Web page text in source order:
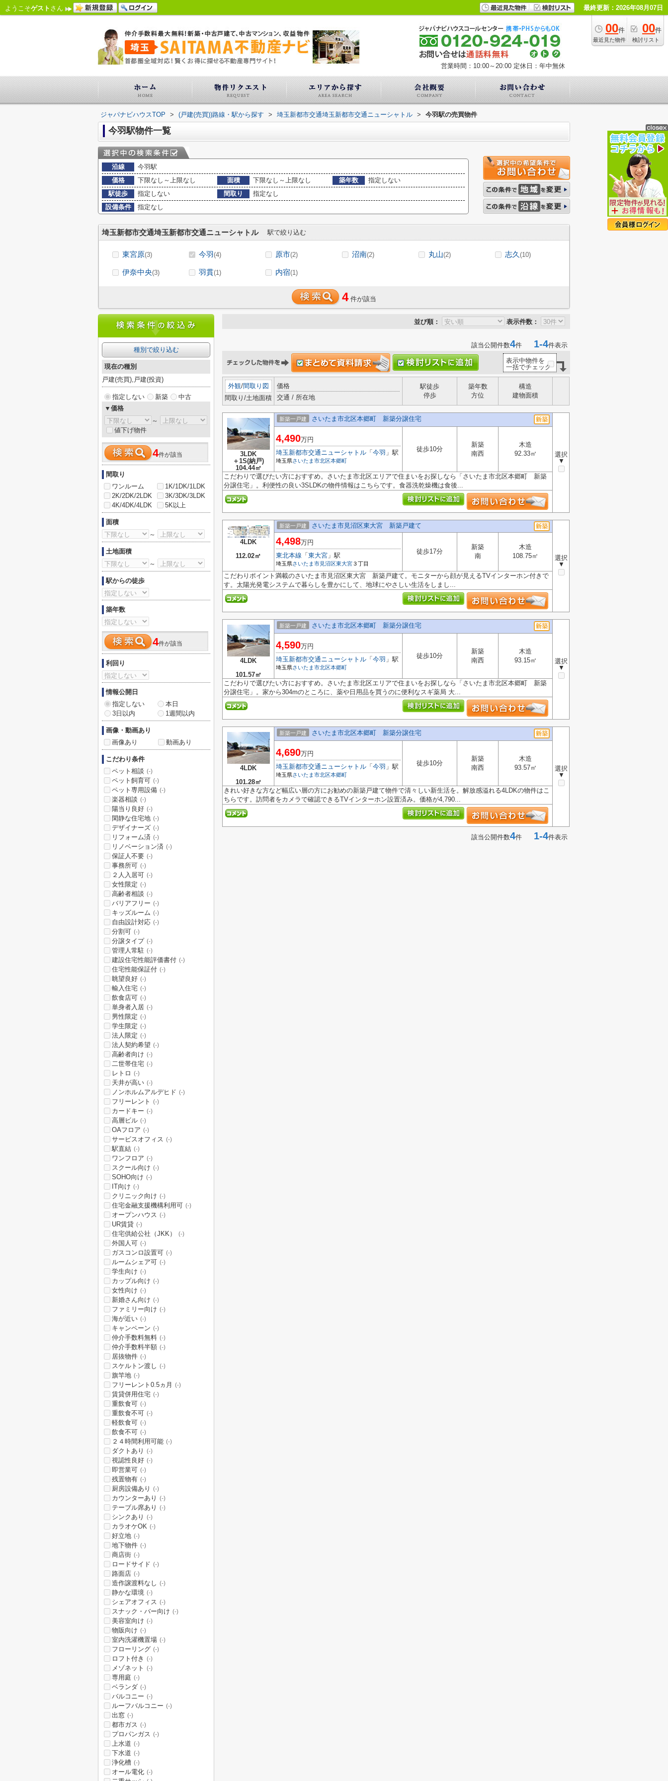
ようこそゲスト さん 最終更新：2026年08月07日
00件
最近見た物件
00件
検討リスト
営業時間：10:00～20:00 定休日：年中無休
ジャパナビハウスTOP > (戸建(売買))路線・駅から探す > 埼玉新都市交通埼玉新都市交通ニューシャトル > 今羽駅の売買物件
今羽駅物件一覧
沿線
今羽駅
価格
下限なし～上限なし 面積 下限なし～上限なし 築年数
指定しない
駅徒歩
指定しない 間取り
指定なし
設備条件
指定なし
埼玉新都市交通埼玉新都市交通ニューシャトル 駅で絞り込む
東宮原(3) 今羽(4) 原市(2) 沼南(2) 丸山(2) 志久 (10)
伊奈中央(3) 羽貫(1) 内宿(1)
4 件が該当
並び順： 表示件数：
該当公開件数4件 1-4件表示
表示中物件を
一括でチェック
外観/間取り図
間取り/土地面積
価格
交通 / 所在地
駅徒歩
停歩
築年数
方位
構造
建物面積
3LDK
＋1S(納戸)
104.44㎡
新築一戸建 さいたま市北区本郷町 新築分譲住宅
選択
▼
4,490万円
埼玉新都市交通ニューシャトル 「 今羽 」駅
埼玉県さいたま市北区本郷町
徒歩10分
新築
南西
木造
92.33㎡
こだわりで選びたい方におすすめ。さいたま市北区エリアで住まいをお探しなら「さいたま市北区本郷町 新築
分譲住宅」。利便性の良い3SLDKの物件情報はこちらです。食器洗乾燥機は食後...
4LDK
112.02㎡
新築一戸建 さいたま市見沼区東大宮 新築戸建て
選択
▼
4,498万円
東北本線 「 東大宮 」駅
埼玉県さいたま市見沼区東大宮３丁目
徒歩17分
新築
南
木造
108.75㎡
こだわりポイント満載のさいたま市見沼区東大宮 新築戸建て。モニターから顔が見えるTVインターホン付きで
す。太陽光発電システムで暮らしを豊かにして、地球にやさしい生活をしまし...
4LDK
101.57㎡
新築一戸建 さいたま市北区本郷町 新築分譲住宅
選択
▼
4,590万円
埼玉新都市交通ニューシャトル 「 今羽 」駅
埼玉県さいたま市北区本郷町
徒歩10分
新築
南西
木造
93.15㎡
こだわりで選びたい方におすすめ。さいたま市北区エリアで住まいをお探しなら「さいたま市北区本郷町 新築
分譲住宅」。家から304mのところに、薬や日用品を買うのに便利なスギ薬局 大...
4LDK
101.28㎡
新築一戸建 さいたま市北区本郷町 新築分譲住宅
選択
▼
4,690万円
埼玉新都市交通ニューシャトル 「 今羽 」駅
埼玉県さいたま市北区本郷町
徒歩10分
新築
南西
木造
93.57㎡
きれい好きな方など幅広い層の方にお勧めの新築戸建て物件で清々しい新生活を。解放感溢れる4LDKの物件はこ
ちらです。訪問者をカメラで確認できるTVインターホン設置済み。価格が4,790...
該当公開件数4件 1-4件表示
種別で絞り込む
現在の種別
戸建(売買),戸建(投資)
指定しない 新築
中古
▼価格
～
値下げ物件
4件が該当
間取り
ワンルーム
1K/1DK/1LDK
2K/2DK/2LDK
3K/3DK/3LDK
4K/4DK/4LDK
5K以上
面積
～
土地面積
～
駅からの徒歩
築年数
4件が該当
利回り
情報公開日
指定しない
本日
3日以内
1週間以内
画像・動画あり
画像あり
動画あり
こだわり条件
ペット相談 (-)
ペット飼育可 (-)
ペット専用設備 (-)
楽器相談 (-)
陽当り良好 (-)
閑静な住宅地 (-)
デザイナーズ (-)
リフォーム済 (-)
リノベーション済 (-)
保証人不要 (-)
事務所可 (-)
２人入居可 (-)
女性限定 (-)
高齢者相談 (-)
バリアフリー (-)
キッズルーム (-)
自由設計対応 (-)
分割可 (-)
分譲タイプ (-)
管理人常駐 (-)
建設住宅性能評価書付 (-)
住宅性能保証付 (-)
眺望良好 (-)
輸入住宅 (-)
飲食店可 (-)
単身者入居 (-)
男性限定 (-)
学生限定 (-)
法人限定 (-)
法人契約希望 (-)
高齢者向け (-)
二世帯住宅 (-)
レトロ (-)
天井が高い (-)
ノンホルムアルデヒド (-)
フリーレント (-)
カードキー (-)
高層ビル (-)
OAフロア (-)
サービスオフィス (-)
駅直結 (-)
ワンフロア (-)
スクール向け (-)
SOHO向け (-)
IT向け (-)
クリニック向け (-)
住宅金融支援機構利用可 (-)
オープンハウス (-)
UR賃貸 (-)
住宅供給公社（JKK） (-)
外国人可 (-)
ガスコンロ設置可 (-)
ルームシェア可 (-)
学生向け (-)
カップル向け (-)
女性向け (-)
新婚さん向け (-)
ファミリー向け (-)
海が近い (-)
キャンペーン (-)
仲介手数料無料 (-)
仲介手数料半額 (-)
居抜物件 (-)
スケルトン渡し (-)
旗竿地 (-)
フリーレント0.5ヵ月 (-)
賃貸併用住宅 (-)
重飲食可 (-)
重飲食不可 (-)
軽飲食可 (-)
飲食不可 (-)
２４時間利用可能 (-)
ダクトあり (-)
視認性良好 (-)
即営業可 (-)
残置物有 (-)
厨房設備あり (-)
カウンターあり (-)
テーブル席あり (-)
シンクあり (-)
カラオケOK (-)
好立地 (-)
地下物件 (-)
商店街 (-)
ロードサイド (-)
路面店 (-)
造作譲渡料なし (-)
静かな環境 (-)
シェアオフィス (-)
スナック・バー向け (-)
美容室向け (-)
物販向け (-)
室内洗濯機置場 (-)
フローリング (-)
ロフト付き (-)
メゾネット (-)
専用庭 (-)
ベランダ (-)
バルコニー (-)
ルーフバルコニー (-)
出窓 (-)
都市ガス (-)
プロパンガス (-)
上水道 (-)
下水道 (-)
浄化槽 (-)
オール電化 (-)